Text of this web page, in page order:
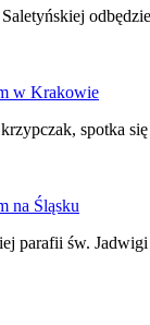
w Krakowie
spotka
na Śląsku
parafii św.